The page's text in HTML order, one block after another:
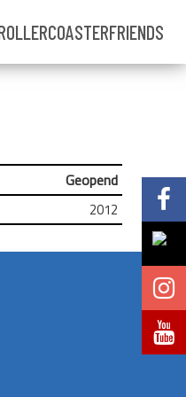
Volg @Pretparkenbe
Volg @Pretparkenbe
Volg @Pretparken.be
Volg @Pretparkenbe
Geopend
2012